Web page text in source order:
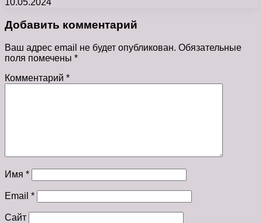
10.05.2024
Добавить комментарий
Ваш адрес email не будет опубликован. Обязательные
поля помечены *
Комментарий *
Имя *
Email *
Сайт